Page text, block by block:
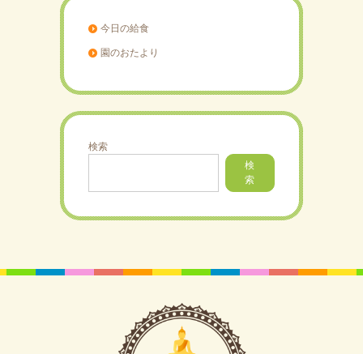
今日の給食
園のおたより
検索
検
索